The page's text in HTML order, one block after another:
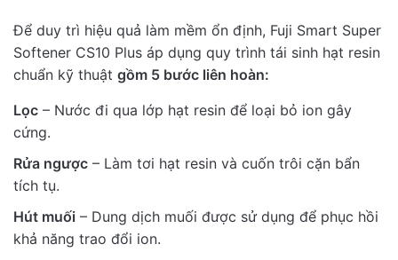
Để duy trì hiệu quả làm mềm ổn định, Fuji Smart Super
Softener CS10 Plus áp dụng quy trình tái sinh hạt resin
chuẩn kỹ thuật gồm 5 bước liên hoàn:
Lọc – Nước đi qua lớp hạt resin để loại bỏ ion gây
cứng.
Rửa ngược – Làm tơi hạt resin và cuốn trôi cặn bẩn
tích tụ.
Hút muối – Dung dịch muối được sử dụng để phục hồi
khả năng trao đổi ion.